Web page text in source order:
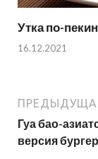
Утка по-
16.12.2021
Гуа бао-
версия